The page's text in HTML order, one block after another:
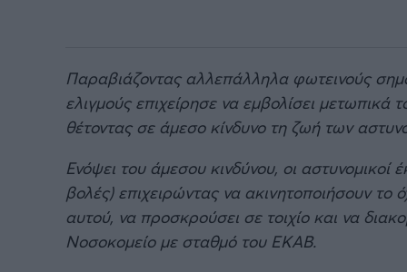
Παραβιάζοντας αλλεπάλληλα φωτεινούς
ελιγμούς επιχείρησε να εμβολίσει
θέτοντας σε άμεσο κίνδυνο τη ζωή των
Ενόψει του άμεσου κινδύνου, οι
βολές) επιχειρώντας να ακινητοποιήσουν
αυτού, να προσκρούσει σε τοιχίο και να
Νοσοκομείο με σταθμό του ΕΚΑΒ.